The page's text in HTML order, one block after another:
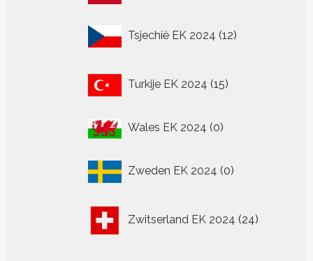
Tsjechië EK 2024 12
producten
Turkije EK 2024 15
producten
Wales EK 2024 00
Zweden EK 2024 0
producten
Zwitserland EK 2024 24
producten